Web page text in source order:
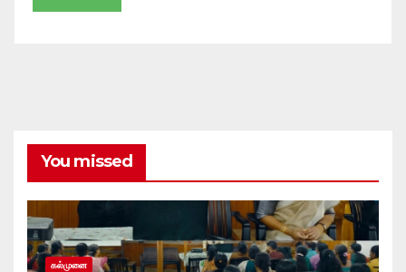
You missed
கல்முனை